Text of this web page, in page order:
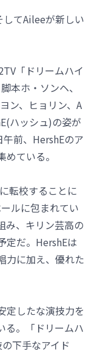
してAileeが新しい
「ドリームハイ
本ホ・ソンヘ、
ン、ヒョリン、A
ハッシュ)の姿が
前、HershEのア
ている。
転校することに
ルに包まれてい
み、キリン芸高の
定だ。HershEは
力に加え、優れた
定したな演技力を
る。「ドリームハ
下手なアイド